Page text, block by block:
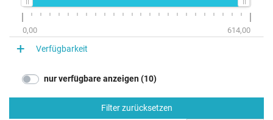
0,00 614,00
Verfügbarkeit
nur verfügbare anzeigen (10)
Filter zurücksetzen